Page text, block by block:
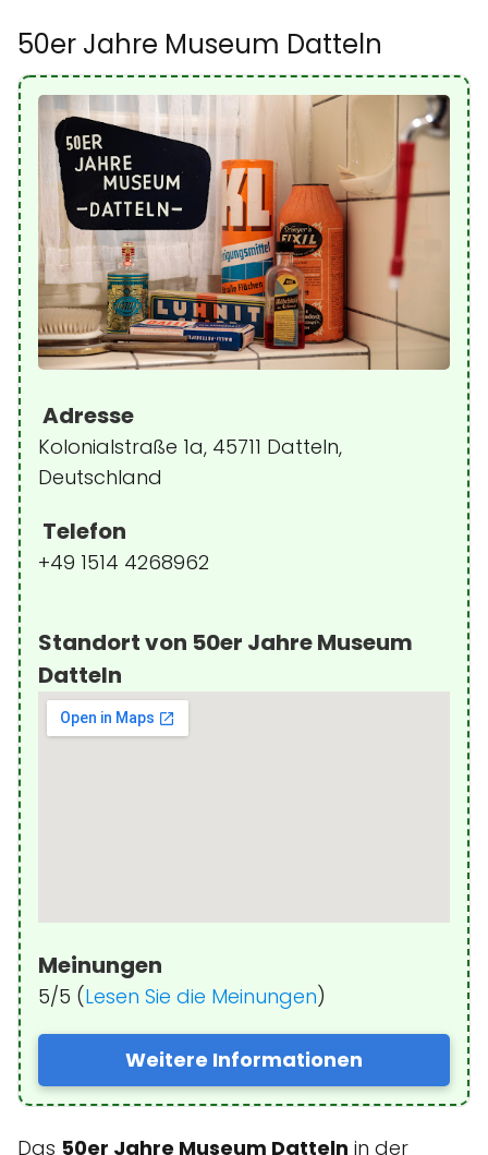
50er Jahre Museum Datteln
Adresse
Kolonialstraße 1a, 45711 Datteln,
Deutschland
Telefon
+49 1514 4268962
Standort von 50er Jahre Museum
Datteln
Meinungen
5/5 (Lesen Sie die Meinungen)
Weitere Informationen
Das 50er Jahre Museum Datteln in der